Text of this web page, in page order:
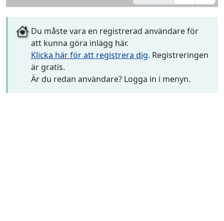
Du måste vara en registrerad användare för
att kunna göra inlägg här.
Klicka här för att registrera dig. Registreringen
är gratis.
Är du redan användare? Logga in i menyn.